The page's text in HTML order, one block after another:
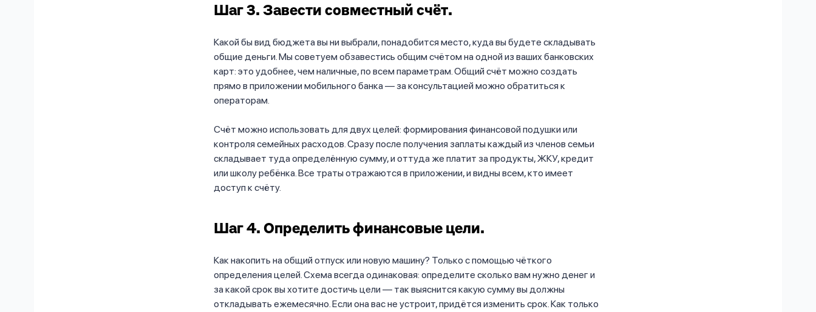
Шаг 3. Завести совместный счёт.
Какой бы вид бюджета вы ни выбрали, понадобится место, куда вы будете складывать
общие деньги. Мы советуем обзавестись общим счётом на одной из ваших банковских
карт: это удобнее, чем наличные, по всем параметрам. Общий счёт можно создать
прямо в приложении мобильного банка — за консультацией можно обратиться к
операторам.
Счёт можно использовать для двух целей: формирования финансовой подушки или
контроля семейных расходов. Сразу после получения заплаты каждый из членов семьи
складывает туда определённую сумму, и оттуда же платит за продукты, ЖКУ, кредит
или школу ребёнка. Все траты отражаются в приложении, и видны всем, кто имеет
доступ к счёту.
Шаг 4. Определить финансовые цели.
Как накопить на общий отпуск или новую машину? Только с помощью чёткого
определения целей. Схема всегда одинаковая: определите сколько вам нужно денег и
за какой срок вы хотите достичь цели — так выяснится какую сумму вы должны
откладывать ежемесячно. Если она вас не устроит, придётся изменить срок. Как только